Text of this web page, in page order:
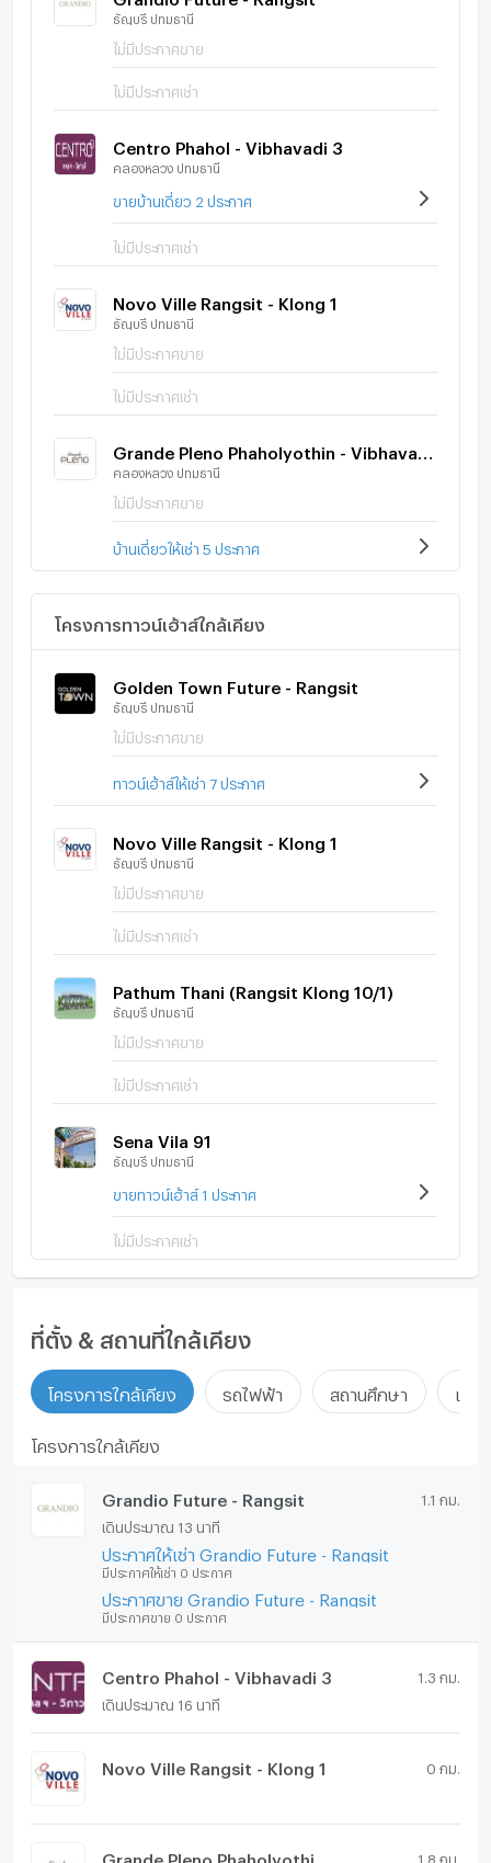
ธัญบุรี ปทุมธานี
ไม่มีประกาศขาย
ไม่มีประกาศเช่า
Centro Phahol - Vibhavadi 3
คลองหลวง ปทุมธานี
ขายบ้านเดี่ยว 2 ประกาศ
ไม่มีประกาศเช่า
Novo Ville Rangsit - Klong 1
ธัญบุรี ปทุมธานี
ไม่มีประกาศขาย
ไม่มีประกาศเช่า
คลองหลวง ปทุมธานี
ไม่มีประกาศขาย
บ้านเดี่ยวให้เช่า 5 ประกาศ
โครงการทาวน์เฮ้าส์ใกล้เคียง
Golden Town Future - Rangsit
ธัญบุรี ปทุมธานี
ไม่มีประกาศขาย
ทาวน์เฮ้าส์ให้เช่า 7 ประกาศ
Novo Ville Rangsit - Klong 1
ธัญบุรี ปทุมธานี
ไม่มีประกาศขาย
ไม่มีประกาศเช่า
Pathum Thani (Rangsit Klong 10/1)
ธัญบุรี ปทุมธานี
ไม่มีประกาศขาย
ไม่มีประกาศเช่า
Sena Vila 91
ธัญบุรี ปทุมธานี
ขายทาวน์เฮ้าส์ 1 ประกาศ
ไม่มีประกาศเช่า
ที่ตั้ง & สถานที่ใกล้เคียง
โครงการใกล้เคียง รถไฟฟ้า สถานศึกษา แหล่
โครงการใกล้เคียง
Grandio Future - Rangsit 1.1 กม.
เดินประมาณ 13 นาที
ประกาศให้เช่า Grandio Future - Rangsit
มีประกาศให้เช่า 0 ประกาศ
ประกาศขาย Grandio Future - Rangsit
มีประกาศขาย 0 ประกาศ
Centro Phahol - Vibhavadi 3 1.3 กม.
เดินประมาณ 16 นาที
Novo Ville Rangsit - Klong 1 0 กม.
1.8 กม.